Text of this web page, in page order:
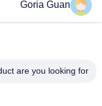
مكدس
Goria Guan
are you looking for?